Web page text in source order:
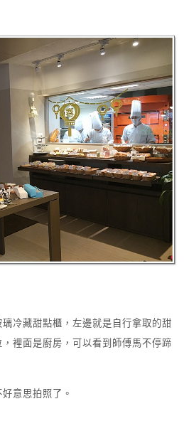
冷藏甜點櫃，左邊就是自行拿取的甜
裡面是廚房，可以看到師傅馬不停蹄
意思拍照了。